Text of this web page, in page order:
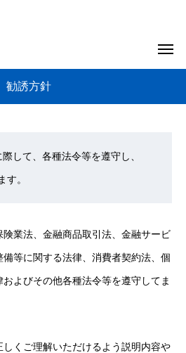
勧誘方針
して、各種法令等を遵守し、
す。
険業法、金融商品取引法、金融サービ
等に関する法律、消費者契約法、個
よびその他各種法令等を遵守してま
しくご理解いただけるよう説明内容や